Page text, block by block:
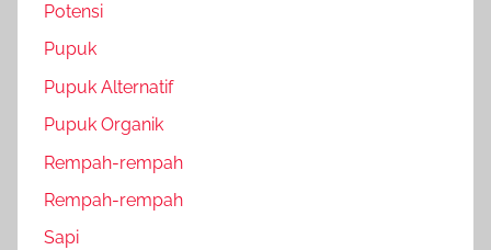
Potensi
Pupuk
Pupuk Alternatif
Pupuk Organik
Rempah-rempah
Rempah-rempah
Sapi